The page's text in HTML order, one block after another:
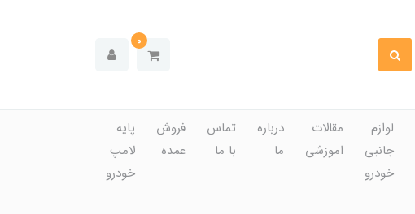
0
لوازم
جانبی
خودرو
مقالات
اموزشی
درباره
ما
تماس
با ما
فروش
عمده
پایه
لامپ
خودرو